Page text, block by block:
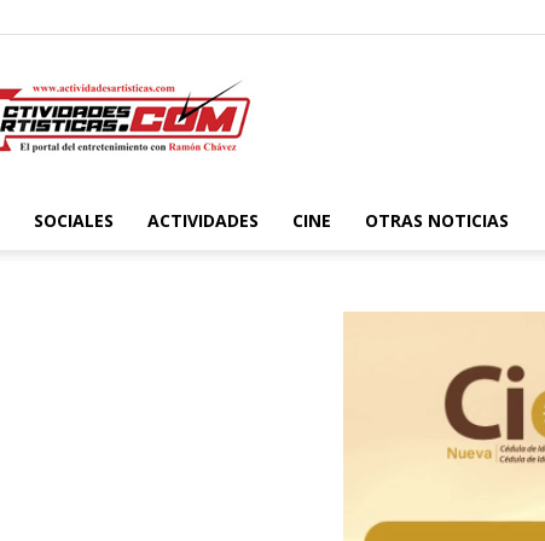
Actividadesartisticas.com
SOCIALES ACTIVIDADES CINE OTRAS NOTICIAS